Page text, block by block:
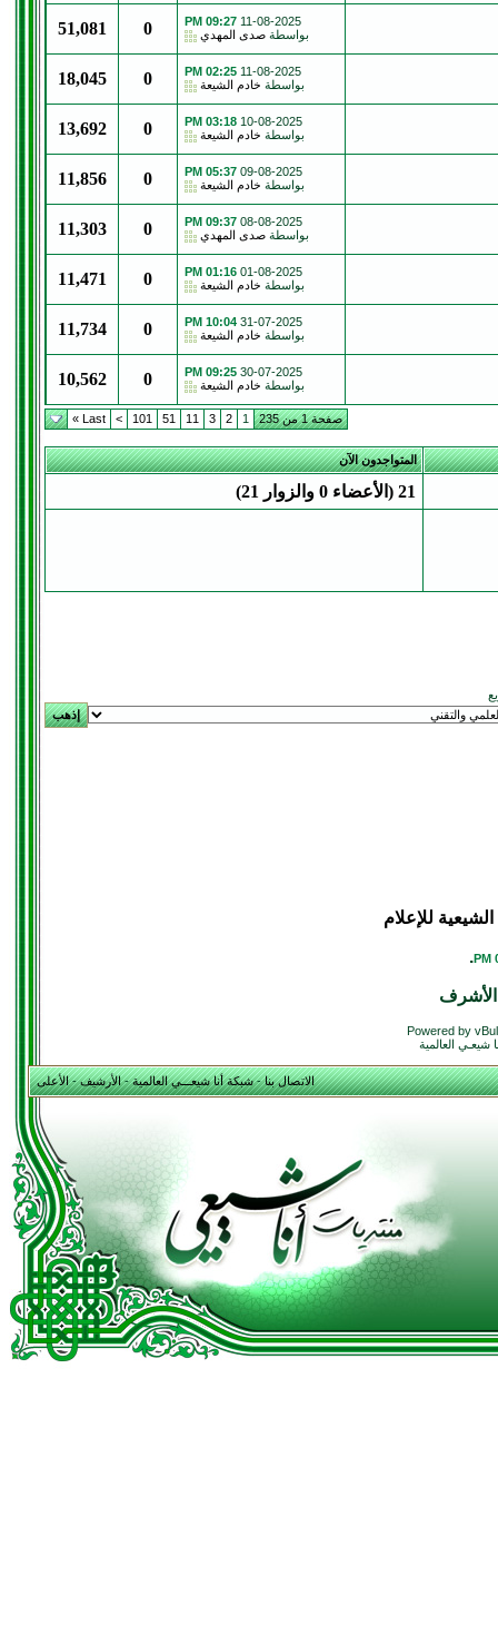
11-08-2025
09:27 PM
بواسطة صدى المهدي 0
51,081
11-08-2025
02:25 PM
بواسطة خادم الشيعة 0
18,045
10-08-2025
03:18 PM
بواسطة خادم الشيعة 0
13,692
09-08-2025
05:37 PM
بواسطة خادم الشيعة 0
11,856
08-08-2025
09:37 PM
بواسطة صدى المهدي 0
11,303
01-08-2025
01:16 PM
بواسطة خادم الشيعة 0
11,471
31-07-2025
10:04 PM
بواسطة خادم الشيعة 0
11,734
30-07-2025
09:25 PM
بواسطة خادم الشيعة 0
10,562
صفحة 1 من 235 1
2
3
11
51
101
>
Last »
المتواجدون الآن
21 (الأعضاء 0 والزوار 21)
للإعلام
.
Powered by
العالمية
الاتصال بنا-شبكة أنا شيعـــي العالمية-الأرشيف-الأعلى